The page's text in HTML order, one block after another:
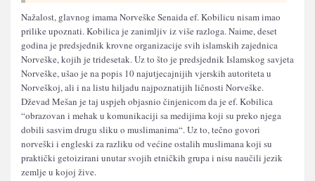
Nažalost, glavnog imama Norveške Senaida ef. Kobilicu nisam imao
prilike upoznati. Kobilica je zanimljiv iz više razloga. Naime, deset
godina je predsjednik krovne organizacije svih islamskih zajednica
Norveške, kojih je tridesetak. Uz to što je predsjednik Islamskog savjeta
Norveške, ušao je na popis 10 najutjecajnijih vjerskih autoriteta u
Norveškoj, ali i na listu hiljadu najpoznatijih ličnosti Norveške.
Dževad Mešan je taj uspjeh objasnio činjenicom da je ef. Kobilica
“obrazovan i mehak u komunikaciji sa medijima koji su preko njega
dobili sasvim drugu sliku o muslimanima“. Uz to, tečno govori
norveški i engleski za razliku od većine ostalih muslimana koji su
praktički getoizirani unutar svojih etničkih grupa i nisu naučili jezik
zemlje u kojoj žive.